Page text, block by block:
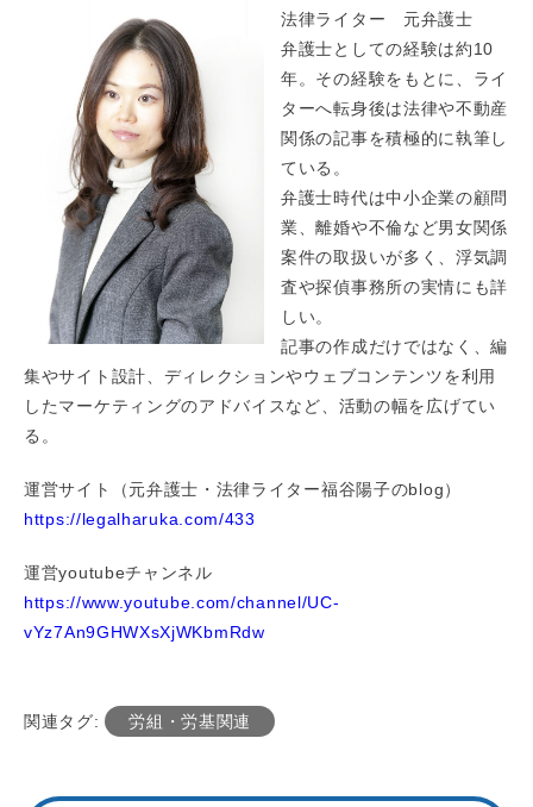
法律ライター 元弁護士
弁護士としての経験は約10
年。その経験をもとに、ライ
ターへ転身後は法律や不動産
関係の記事を積極的に執筆し
ている。
弁護士時代は中小企業の顧問
業、離婚や不倫など男女関係
案件の取扱いが多く、浮気調
査や探偵事務所の実情にも詳
しい。
記事の作成だけではなく、編
集やサイト設計、ディレクションやウェブコンテンツを利用
したマーケティングのアドバイスなど、活動の幅を広げてい
る。
運営サイト（元弁護士・法律ライター福谷陽子のblog）
https://legalharuka.com/433
運営youtubeチャンネル
https://www.youtube.com/channel/UC-
vYz7An9GHWXsXjWKbmRdw
関連タグ: 労組・労基関連